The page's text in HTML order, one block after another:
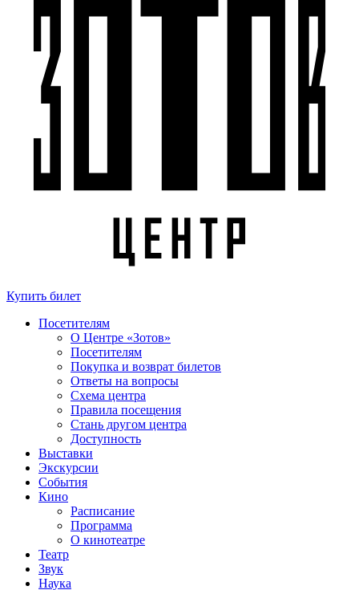
Купить билет
Посетителям
О Центре «Зотов»
Посетителям
Покупка и возврат билетов
Ответы на вопросы
Схема центра
Правила посещения
Стань другом центра
Доступность
Выставки
Экскурсии
События
Кино
Расписание
Программа
О кинотеатре
Театр
Звук
Наука